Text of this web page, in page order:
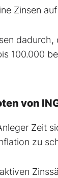
Zinsen
100.000
von
Zeit
zu